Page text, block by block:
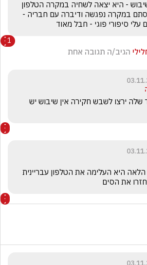
עלי סיפורי פוגי - חבל מאוד
1
הגיב/ה תגובה אחת
את הסים